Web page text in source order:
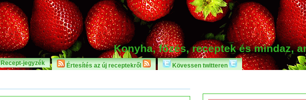
Konyha, főzés, receptek és mindaz,
Recept-jegyzék Értesítés az új receptekről Kövessen twitteren